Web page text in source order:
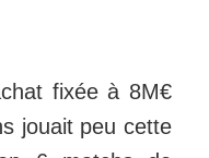
fixée à 8M€
jouait peu cette